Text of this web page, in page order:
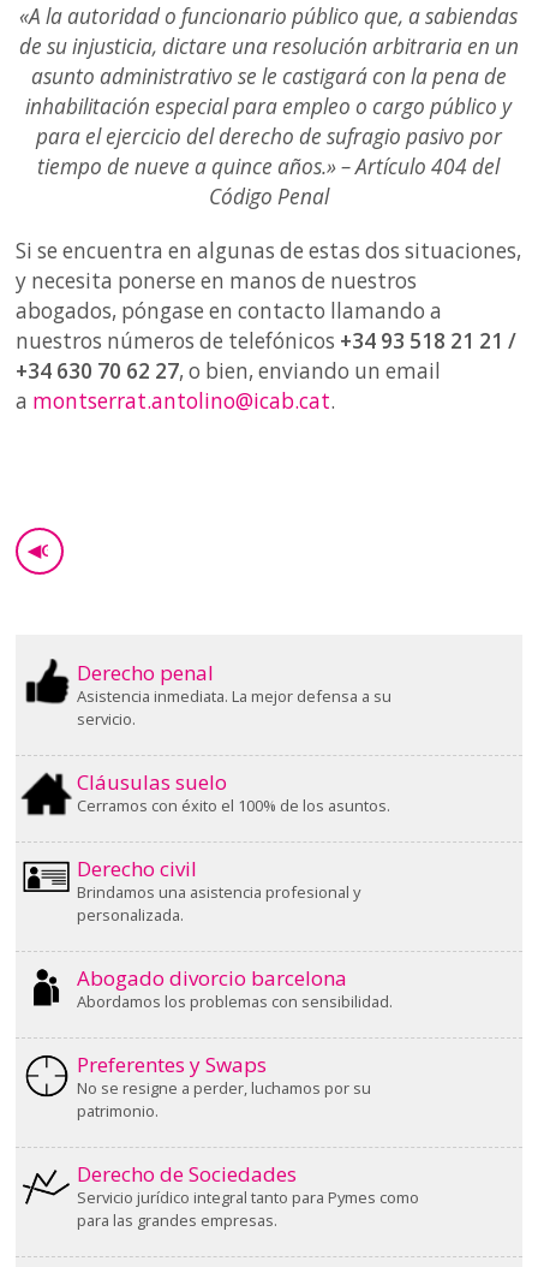
«A la autoridad o funcionario público que, a sabiendas
de su injusticia, dictare una resolución arbitraria en un
asunto administrativo se le castigará con la pena de
inhabilitación especial para empleo o cargo público y
para el ejercicio del derecho de sufragio pasivo por
tiempo de nueve a quince años.» – Artículo 404 del
Código Penal
Si se encuentra en algunas de estas dos situaciones,
y necesita ponerse en manos de nuestros
abogados, póngase en contacto llamando a
nuestros números de telefónicos +34 93 518 21 21 /
+34 630 70 62 27, o bien, enviando un email
a montserrat.antolino@icab.cat.
◀GO BACK
Derecho penal
Asistencia inmediata. La mejor defensa a su
servicio.
Cláusulas suelo
Cerramos con éxito el 100% de los asuntos.
Derecho civil
Brindamos una asistencia profesional y
personalizada.
Abogado divorcio barcelona
Abordamos los problemas con sensibilidad.
Preferentes y Swaps
No se resigne a perder, luchamos por su
patrimonio.
Derecho de Sociedades
Servicio jurídico integral tanto para Pymes como
para las grandes empresas.